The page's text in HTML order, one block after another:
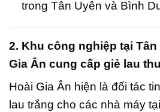
trong Tân Uyên và Bình
2. Khu công nghiệp tại
Gia Ân cung cấp giẻ lau
Hoài Gia Ân hiện là đối tác
lau trắng cho các nhà máy